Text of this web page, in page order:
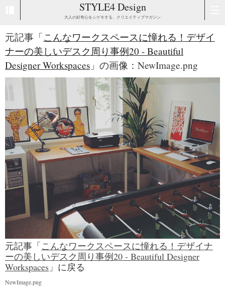
STYLE4 Design
大人の好奇心をシゲキする、クリエイティブマガジン
元記事「こんなワークスペースに憧れる！デザイ
ナーの美しいデスク周り事例20 - Beautiful
Designer Workspaces 」の画像：NewImage.png
元記事「こんなワークスペースに憧れる！デザイナ
ーの美しいデスク周り事例20 - Beautiful Designer
Workspaces 」に戻る
NewImage.png